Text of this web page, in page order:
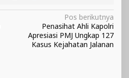
Pos berikutnya
Penasihat Ahli Kapolri
Apresiasi PMJ Ungkap 127
Kasus Kejahatan Jalanan